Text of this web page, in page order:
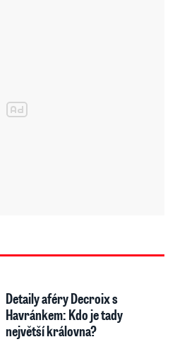
Detaily aféry Decroix s
Havránkem: Kdo je tady
největší královna?